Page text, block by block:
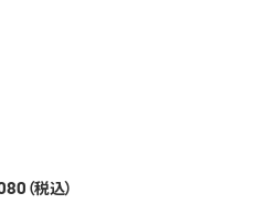
（税込）